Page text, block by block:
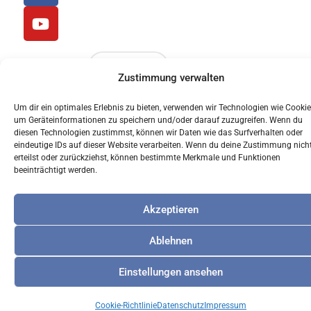
Zustimmung verwalten
Um dir ein optimales Erlebnis zu bieten, verwenden wir Technologien wie
um Geräteinformationen zu speichern und/oder darauf zuzugreifen. Wenn du
diesen Technologien zustimmst, können wir Daten wie das Surfverhalten oder
eindeutige IDs auf dieser Website verarbeiten. Wenn du deine Zustimmung
erteilst oder zurückziehst, können bestimmte Merkmale und Funktionen
beeinträchtigt werden.
Akzeptieren
Ablehnen
Einstellungen ansehen
Cookie-RichtlinieDatenschutz Impressum
c
e
k
u
t
© 2024 Akademisches Forum Albertus Magnus
Regensburg